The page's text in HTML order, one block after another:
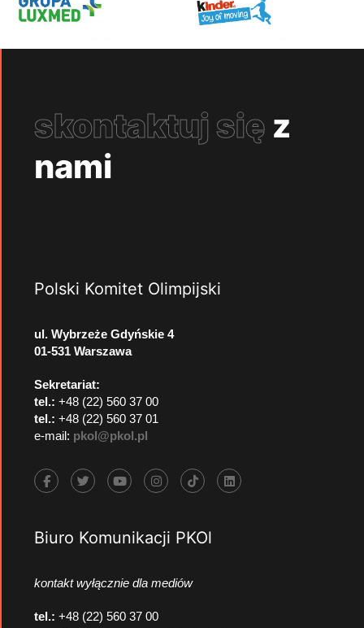
skontaktuj się z
nami
Polski Komitet Olimpijski
ul. Wybrzeże Gdyńskie 4
01-531 Warszawa
Sekretariat:
tel.: +48 (22) 560 37 00
tel.: +48 (22) 560 37 01
e-mail: pkol@pkol.pl
Biuro Komunikacji PKOl
kontakt wyłącznie dla mediów
tel.: +48 (22) 560 37 00